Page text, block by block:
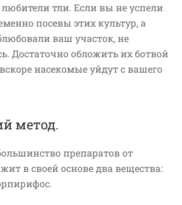
любители тли. Если вы не успели
посевы этих культур, а
ваш участок, не
Достаточно обложить их ботвой
насекомые уйдут с вашего
метод.
препаратов от
в своей основе два вещества: